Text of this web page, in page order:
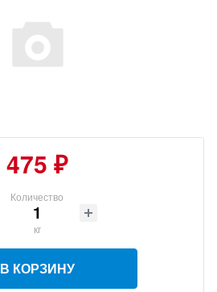
475 ₽
Количество
кг
В КОРЗИНУ